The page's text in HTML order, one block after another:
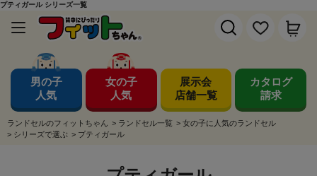
プティガール シリーズ一覧
男の子
人気
女の子
人気
展示会
店舗一覧
カタログ
請求
ランドセルのフィットちゃん > ランドセル一覧 > 女の子に人気のランドセル
> シリーズで選ぶ > プティガール